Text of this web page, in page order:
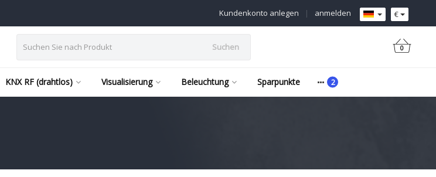
€
anmelden
|
Kundenkonto anlegen
Suchen 0
KNX RF (drahtlos) Visualisierung Beleuchtung Sparpunkte